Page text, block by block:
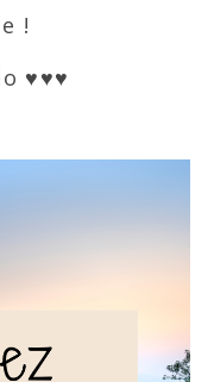
!
♥♥♥